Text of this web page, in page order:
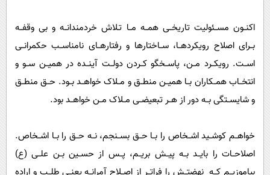
اکنــون مســئولیت تاریخــی همــه مــا تـلاش خردمندانــه و بی وقفــه
بــرای اصلاح رویکردهــا، ســاختارها و رفتارهــای نامناســب حکمرانــی
اســت. رویکــرد مــن، پاســخگو کــردن دولــت آینــده در همیــن ســو و
انتخــاب همــکاران بــا همیــن منطــق و مــلاک خواهــد بــود. حــق منطــق
و شایســتگی بــه دور از هــر تبعیضــی مــلاک مــن خواهــد بود.
خواهــم کوشــید اشــخاص را بــا حــق بســنجم، نــه حــق را بــا اشــخاص.
اصلاحــات را بایــد بــه پیــش بریــم، پــس از حســین بــن علــی (ع)